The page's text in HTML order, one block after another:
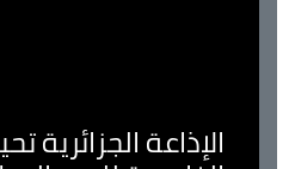
الإذاعة الجزائرية